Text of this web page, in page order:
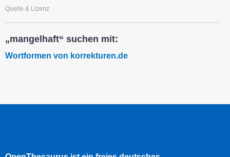
Quelle & Lizenz
„mangelhaft“ suchen mit:
Wortformen von korrekturen.de